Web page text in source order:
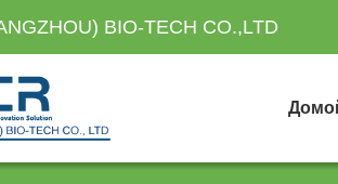
BIO-TECH CO.,LTD